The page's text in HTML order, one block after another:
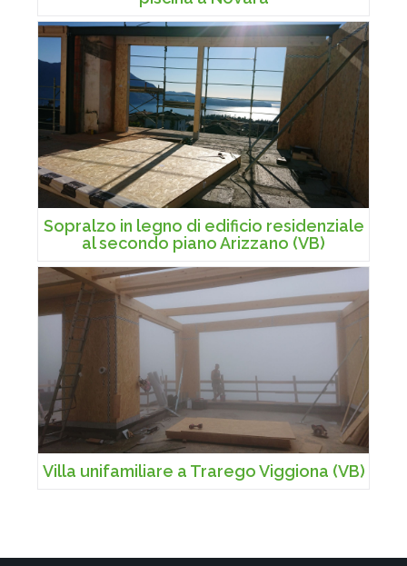
Sopralzo in legno di edificio residenziale
al secondo piano Arizzano (VB)
Villa unifamiliare a Trarego Viggiona (VB)